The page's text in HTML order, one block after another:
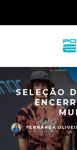
SELEÇÃO
FERNANDA